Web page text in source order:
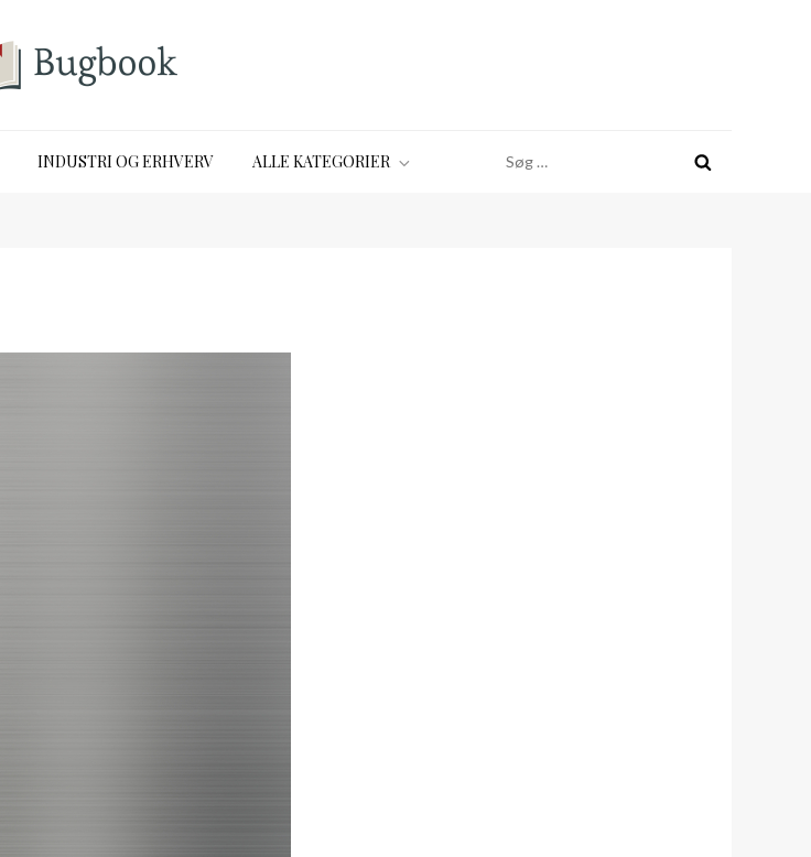
INDUSTRI OG ERHVERV ALLE KATEGORIER
efter: